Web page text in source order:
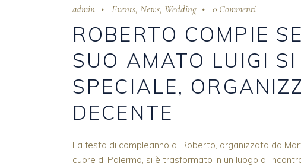
admin Events, News, Wedding 0 Commenti
ROBERTO COMPIE
SUO AMATO LUIGI
SPECIALE,
DECENTE
La festa di compleanno di Roberto, organizzata da
cuore di Palermo, si è trasformato in un luogo di